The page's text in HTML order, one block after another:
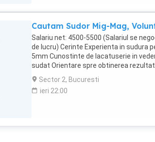
Cautam Sudor Mig-Mag,
Salariu net: 4500-5500 (Salariul se
de lucru) Cerinte Experienta in sudura
5mm Cunostinte de lacatuserie in
sudat Orientare spre obtinerea
standardele de calitate Pasiune,
fata de activitatea desfasurata;
proiectului reprezentat prin schite
Sector 2, Bucuresti
ieri 22:00